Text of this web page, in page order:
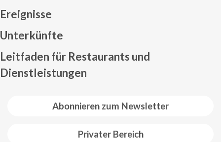
Abonnieren zum Newsletter
Privater Bereich
Ereignisse
Unterkünfte
Leitfaden für Restaurants und
Dienstleistungen